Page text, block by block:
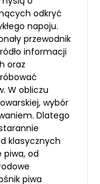
odkryć
napoju.
przewodnik
informacji
oraz
W obliczu
wybór
Dlatego
klasycznych
od
piwa